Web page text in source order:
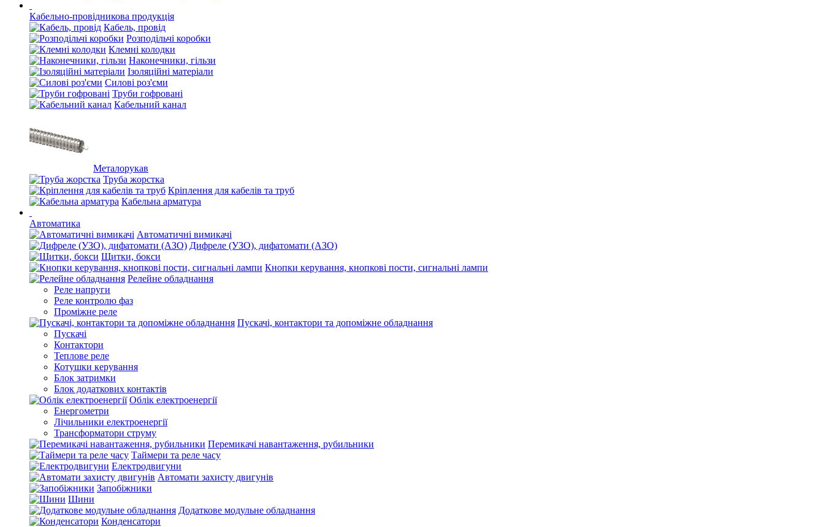
Кабельно-провідникова продукція
Кабель, провід
Розподільчі коробки
Клемні колодки
Наконечники, гільзи
Ізоляційні матеріали
Силові роз'єми
Труби гофровані
Кабельний канал
Металорукав
Труба жорстка
Кріплення для кабелів та труб
Кабельна арматура
Автоматика
Автоматичні вимикачі
Дифреле (УЗО), дифатомати (АЗО)
Щитки, бокси
Кнопки керування, кнопкові пости, сигнальні лампи
Релейне обладнання
Реле напруги
Реле контролю фаз
Проміжне реле
Пускачі, контактори та допоміжне обладнання
Пускачі
Контактори
Теплове реле
Котушки керування
Блок затримки
Блок додаткових контактів
Облік електроенергії
Енергометри
Лічильники електроенергії
Трансформатори струму
Перемикачі навантаження, рубильники
Таймери та реле часу
Електродвигуни
Автомати захисту двигунів
Запобіжники
Шини
Додаткове модульне обладнання
Конденсатори